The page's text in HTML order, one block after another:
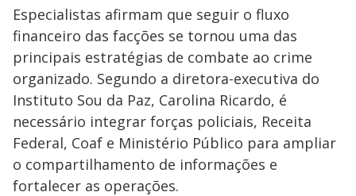
Especialistas afirmam que seguir o fluxo
financeiro das facções se tornou uma das
principais estratégias de combate ao crime
organizado. Segundo a diretora-executiva do
Instituto Sou da Paz, Carolina Ricardo, é
necessário integrar forças policiais, Receita
Federal, Coaf e Ministério Público para ampliar
o compartilhamento de informações e
fortalecer as operações.